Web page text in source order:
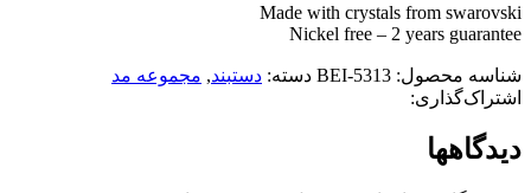
Made with crystals from swarovski
Nickel free – 2 years guarantee
شناسه محصول: 5313-BEI دسته: دستبند, مجموعه مد
اشتراک‌گذاری:
دیدگاهها